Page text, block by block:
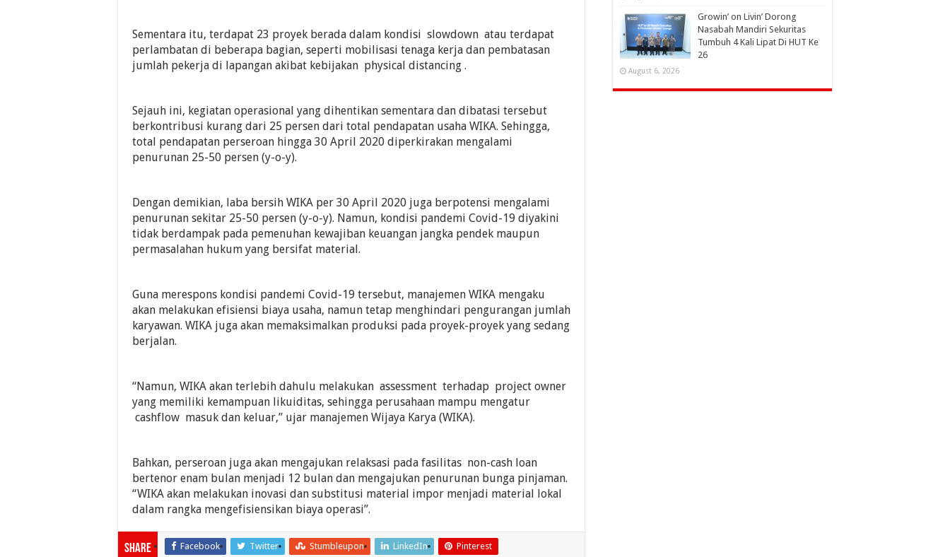
Sementara itu, terdapat 23 proyek berada dalam kondisi slowdown atau terdapat
perlambatan di beberapa bagian, seperti mobilisasi tenaga kerja dan pembatasan
jumlah pekerja di lapangan akibat kebijakan physical distancing .
Sejauh ini, kegiatan operasional yang dihentikan sementara dan dibatasi tersebut
berkontribusi kurang dari 25 persen dari total pendapatan usaha WIKA. Sehingga,
total pendapatan perseroan hingga 30 April 2020 diperkirakan mengalami
penurunan 25-50 persen (y-o-y).
Dengan demikian, laba bersih WIKA per 30 April 2020 juga berpotensi mengalami
penurunan sekitar 25-50 persen (y-o-y). Namun, kondisi pandemi Covid-19 diyakini
tidak berdampak pada pemenuhan kewajiban keuangan jangka pendek maupun
permasalahan hukum yang bersifat material.
Guna merespons kondisi pandemi Covid-19 tersebut, manajemen WIKA mengaku
akan melakukan efisiensi biaya usaha, namun tetap menghindari pengurangan jumlah
karyawan. WIKA juga akan memaksimalkan produksi pada proyek-proyek yang sedang
berjalan.
“Namun, WIKA akan terlebih dahulu melakukan assessment terhadap project owner
yang memiliki kemampuan likuiditas, sehingga perusahaan mampu mengatur
cashflow masuk dan keluar,” ujar manajemen Wijaya Karya (WIKA).
Bahkan, perseroan juga akan mengajukan relaksasi pada fasilitas non-cash loan
bertenor enam bulan menjadi 12 bulan dan mengajukan penurunan bunga pinjaman.
“WIKA akan melakukan inovasi dan substitusi material impor menjadi material lokal
dalam rangka mengefisiensikan biaya operasi”.
Share Facebook Twitter Stumbleupon LinkedIn Pinterest
Growin’ on Livin’ Dorong
Nasabah Mandiri Sekuritas
Tumbuh 4 Kali Lipat Di HUT Ke
26
August 6, 2026